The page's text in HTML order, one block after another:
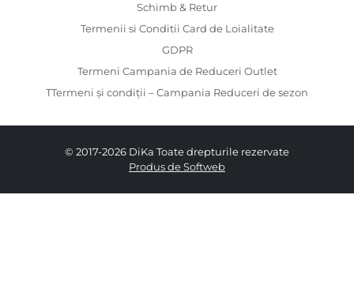
Schimb & Retur
Termenii si Conditii Card de Loialitate
GDPR
Termeni Campania de Reduceri Outlet
TTermeni și condiții – Campania Reduceri de sezon
© 2017-2026 DiKa Toate drepturile rezervate
Produs de Softweb